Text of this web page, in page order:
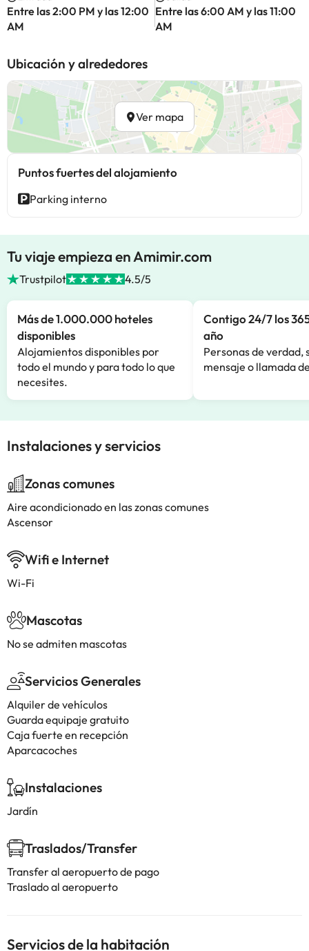
Entre las 2:00 PM y las 12:00
AM
Entre las 6:00 AM y las 11:00
AM
Ubicación y alrededores
Ver mapa
Puntos fuertes del alojamiento
Parking interno
Tu viaje empieza en Amimir.com
Trustpilot 4.5/5
Más de 1.000.000 hoteles
disponibles
Alojamientos disponibles por
todo el mundo y para todo lo que
necesites.
Contigo 24/7 los
año
Personas de verdad,
mensaje o llamada
Instalaciones y servicios
Zonas comunes
Aire acondicionado en las zonas comunes
Ascensor
Wifi e Internet
Wi-Fi
Mascotas
No se admiten mascotas
Servicios Generales
Alquiler de vehículos
Guarda equipaje gratuito
Caja fuerte en recepción
Aparcacoches
Instalaciones
Jardín
Traslados/Transfer
Transfer al aeropuerto de pago
Traslado al aeropuerto
Servicios de la habitación